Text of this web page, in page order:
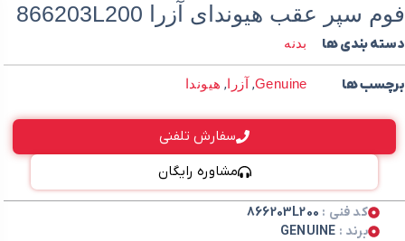
فوم سپر عقب هیوندای آزرا 866203L200
دسته بندی ها بدنه
برچسب ها Genuine
, آزرا, هیوندا
سفارش تلفنی
مشاوره رایگان
کد فنی : 866203L200
برند : GENUINE